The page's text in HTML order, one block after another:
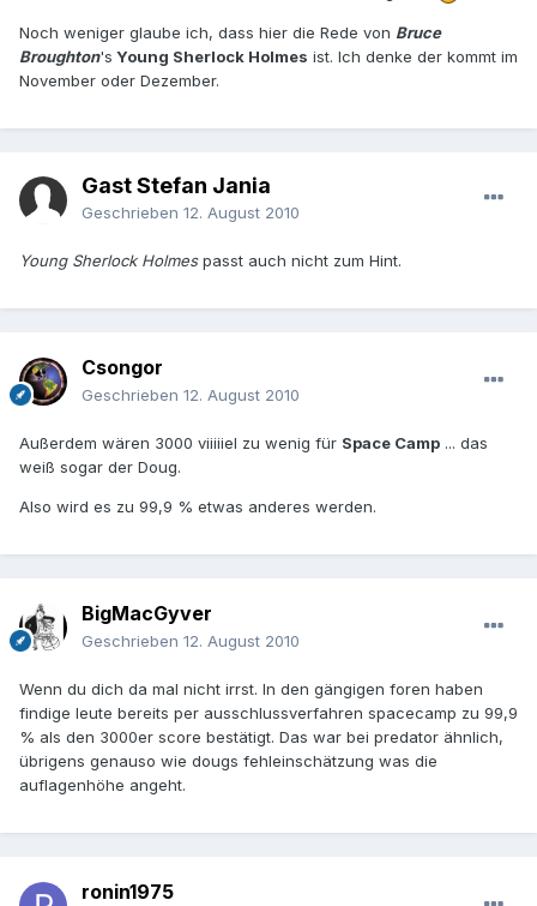
Noch weniger glaube ich, dass hier die Rede von Bruce
Broughton's Young Sherlock Holmes ist. Ich denke der kommt im
November oder Dezember.
Gast Stefan Jania
Geschrieben 12. August 2010
Young Sherlock Holmespasst auch nicht zum Hint.
Csongor
Geschrieben 12. August 2010
Außerdem wären 3000 viiiiiel zu wenig für Space Camp ... das
weiß sogar der Doug.
Also wird es zu 99,9 % etwas anderes werden.
BigMacGyver
Geschrieben 12. August 2010
Wenn du dich da mal nicht irrst. In den gängigen foren haben
findige leute bereits per ausschlussverfahren spacecamp zu 99,9
% als den 3000er score bestätigt. Das war bei predator ähnlich,
übrigens genauso wie dougs fehleinschätzung was die
auflagenhöhe angeht.
ronin1975